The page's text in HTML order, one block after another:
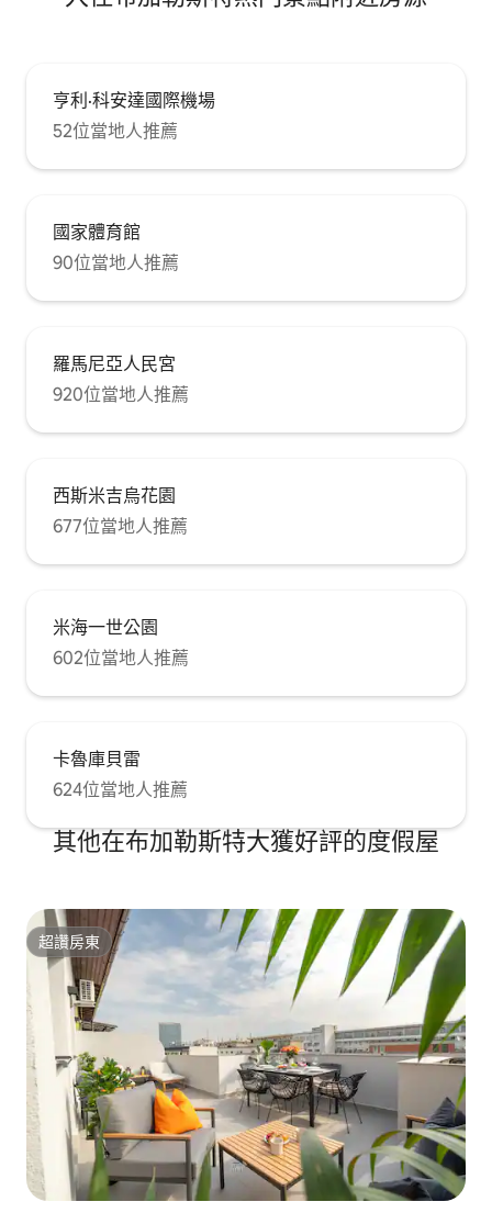
亨利·科安達國際機場
52位當地人推薦
國家體育館
90位當地人推薦
羅馬尼亞人民宮
920位當地人推薦
西斯米吉烏花園
677位當地人推薦
米海一世公園
602位當地人推薦
卡魯庫貝雷
624位當地人推薦
其他在布加勒斯特大獲好評的度假屋
超讚房東
超讚房東